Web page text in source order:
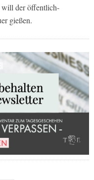
will der öffentlich-
gießen.